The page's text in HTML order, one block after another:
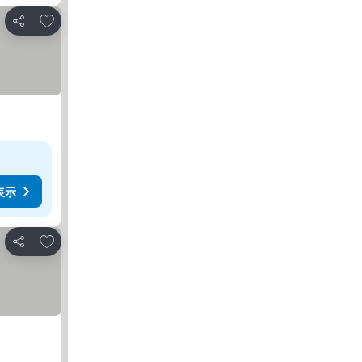
シェア
お気に入りに追加
示
シェア
お気に入りに追加